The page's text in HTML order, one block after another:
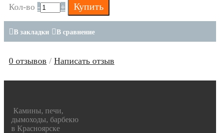
Кол-во - + Купить
В закладки В сравнение
0 отзывов / Написать отзыв
Камины, печи,
дымоходы, барбекю
в Красноярске